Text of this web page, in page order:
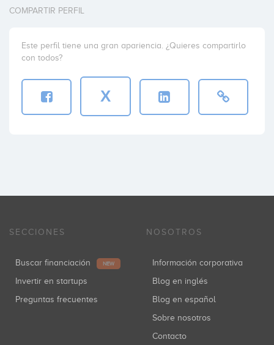
COMPARTIR PERFIL
Este perfil tiene una gran apariencia. ¿Quieres compartirlo
con todos?
X
SECCIONES
Buscar financiación NEW
Invertir en startups
Preguntas frecuentes
NOSOTROS
Información corporativa
Blog en inglés
Blog en español
Sobre nosotros
Contacto